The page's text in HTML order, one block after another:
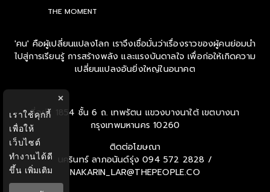
THE MOMENT
'คน' คือผู้เปลี่ยนแปลงโลก เราจึงเชื่อมั่นว่าเรื่องราวของผู้คนย่อมนำ
ไปสู่การเรียนรู้ การสร้างพลัง และแรงบันดาลใจ เพื่อก่อให้เกิดความ
เปลี่ยนแปลงอันยิ่งใหญ่ในอนาคต
ที่อยู่ : 1854 ชั้น 6 ถ. เทพรัตน แขวงบางนาใต้ เขตบางนา
กรุงเทพมหานคร 10260
ติดต่อโฆษณา
นครินทร์ ลาภอนันด์รุ่ง 094 572 2828 /
NAKARIN_LAR@THEPEOPLE.CO
×
เราใช้คุกกี้
เพื่อให้
เว็บไซต์
ทำงานได้ดี
ขึ้น เพิ่มเติม